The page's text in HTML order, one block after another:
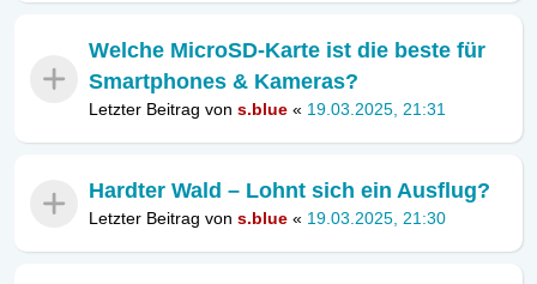
Welche MicroSD-Karte ist die beste für
Smartphones & Kameras?
Letzter Beitrag von s.blue « 19.03.2025, 21:31
Hardter Wald – Lohnt sich ein Ausflug?
Letzter Beitrag von s.blue « 19.03.2025, 21:30